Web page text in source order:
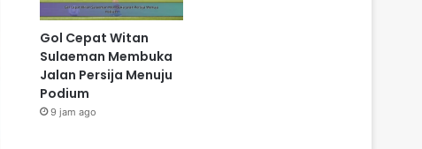
Gol Cepat Witan
Sulaeman Membuka
Jalan Persija Menuju
Podium
9 jam ago